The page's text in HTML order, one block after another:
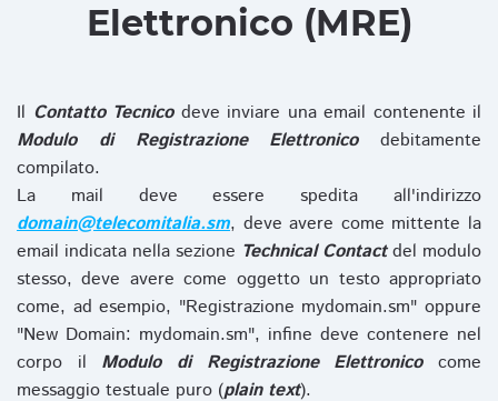
Elettronico (MRE)
Il Contatto Tecnicodeve inviare una email contenente il
Modulo di Registrazione Elettronicodebitamente
compilato.
La mail deve essere spedita all'indirizzo
domain@telecomitalia.sm, deve avere come mittente la
email indicata nella sezione Technical Contactdel modulo
stesso, deve avere come oggetto un testo appropriato
come, ad esempio, "Registrazione mydomain.sm" oppure
"New Domain: mydomain.sm", infine deve contenere nel
corpo il Modulo di Registrazione Elettronicocome
messaggio testuale puro (plain text).